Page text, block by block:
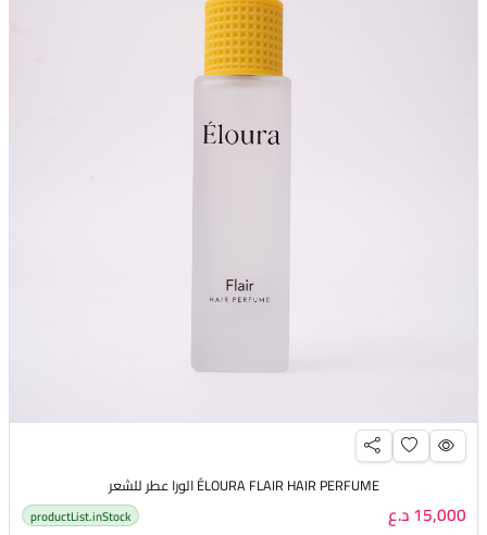
ÉLOURA FLAIR HAIR PERFUME الورا عطر للشعر
15,000 د.ع productList.inStock